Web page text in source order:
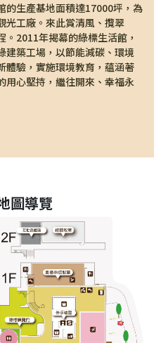
的生產基地面積達17000坪，為
光工廠。來此賞清風、攬翠
2011年揭幕的綠標生活館，
建築工場，以節能減碳、環境
體驗，實施環境教育，蘊涵著
用心堅持，繼往開來、幸福永
圖導覽